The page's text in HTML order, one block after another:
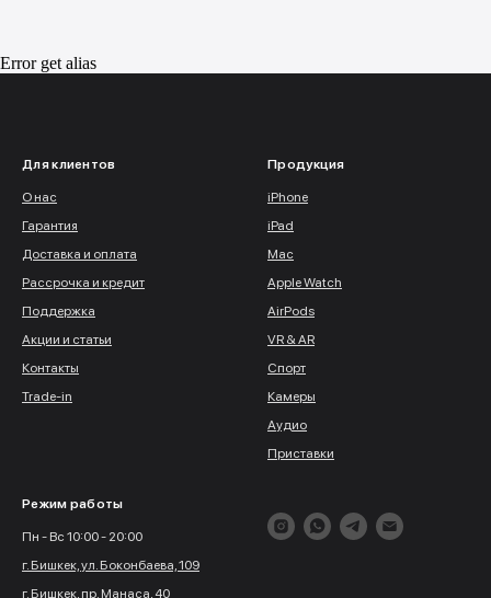
Error get alias
Для клиентов
О нас
Гарантия
Доставка и оплата
Рассрочка и кредит
Поддержка
Акции и статьи
Контакты
Trade-in
Продукция
iPhone
iPad
Mac
Apple Watch
AirPods
VR & AR
Спорт
Камеры
Аудио
Приставки
Режим работы
Пн - Вс 10:00 - 20:00
г. Бишкек, ул. Боконбаева, 109
г. Бишкек, пр. Манаса, 40